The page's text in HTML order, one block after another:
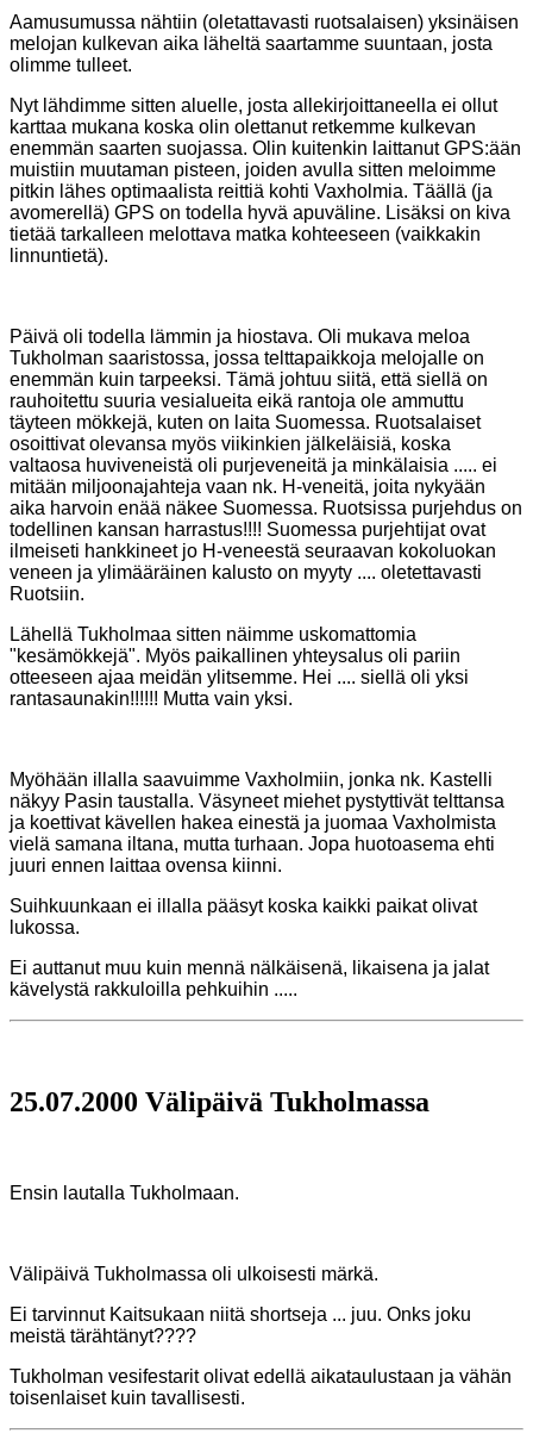
Aamusumussa nähtiin (oletattavasti ruotsalaisen) yksinäisen
melojan kulkevan aika läheltä saartamme suuntaan, josta
olimme tulleet.
Nyt lähdimme sitten aluelle, josta allekirjoittaneella ei ollut
karttaa mukana koska olin olettanut retkemme kulkevan
enemmän saarten suojassa. Olin kuitenkin laittanut GPS:ään
muistiin muutaman pisteen, joiden avulla sitten meloimme
pitkin lähes optimaalista reittiä kohti Vaxholmia. Täällä (ja
avomerellä) GPS on todella hyvä apuväline. Lisäksi on kiva
tietää tarkalleen melottava matka kohteeseen (vaikkakin
linnuntietä).
Päivä oli todella lämmin ja hiostava. Oli mukava meloa
Tukholman saaristossa, jossa telttapaikkoja melojalle on
enemmän kuin tarpeeksi. Tämä johtuu siitä, että siellä on
rauhoitettu suuria vesialueita eikä rantoja ole ammuttu
täyteen mökkejä, kuten on laita Suomessa. Ruotsalaiset
osoittivat olevansa myös viikinkien jälkeläisiä, koska
valtaosa huviveneistä oli purjeveneitä ja minkälaisia ..... ei
mitään miljoonajahteja vaan nk. H-veneitä, joita nykyään
aika harvoin enää näkee Suomessa. Ruotsissa purjehdus on
todellinen kansan harrastus!!!! Suomessa purjehtijat ovat
ilmeiseti hankkineet jo H-veneestä seuraavan kokoluokan
veneen ja ylimääräinen kalusto on myyty .... oletettavasti
Ruotsiin.
Lähellä Tukholmaa sitten näimme uskomattomia
"kesämökkejä". Myös paikallinen yhteysalus oli pariin
otteeseen ajaa meidän ylitsemme. Hei .... siellä oli yksi
rantasaunakin!!!!!! Mutta vain yksi.
Myöhään illalla saavuimme Vaxholmiin, jonka nk. Kastelli
näkyy Pasin taustalla. Väsyneet miehet pystyttivät telttansa
ja koettivat kävellen hakea einestä ja juomaa Vaxholmista
vielä samana iltana, mutta turhaan. Jopa huotoasema ehti
juuri ennen laittaa ovensa kiinni.
Suihkuunkaan ei illalla pääsyt koska kaikki paikat olivat
lukossa.
Ei auttanut muu kuin mennä nälkäisenä, likaisena ja jalat
kävelystä rakkuloilla pehkuihin .....
25.07.2000 Välipäivä Tukholmassa
Ensin lautalla Tukholmaan.
Välipäivä Tukholmassa oli ulkoisesti märkä.
Ei tarvinnut Kaitsukaan niitä shortseja ... juu. Onks joku
meistä tärähtänyt????
Tukholman vesifestarit olivat edellä aikataulustaan ja vähän
toisenlaiset kuin tavallisesti.